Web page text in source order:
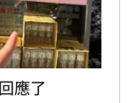
應了